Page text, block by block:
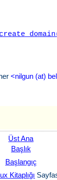
<nilgun (at)
Üst Ana
Başlık
Başlangıç
Kitaplığı